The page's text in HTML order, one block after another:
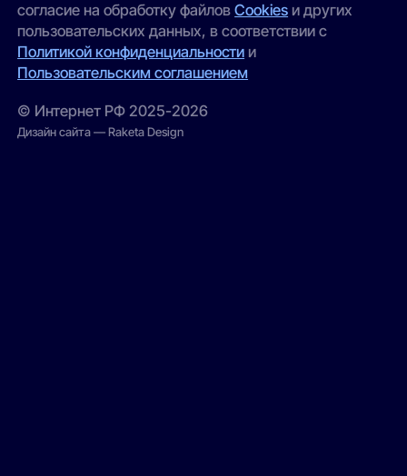
согласие на обработку файловCookies и других
пользовательских данных, в соответствии с
Политикой конфиденциальности и
Пользовательским соглашением
© Интернет РФ 2025-2026
Дизайн сайта — Raketa Design